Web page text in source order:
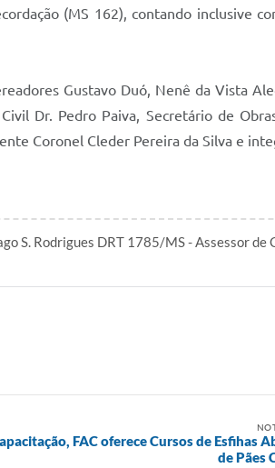
(MS 162), contando inclusive
Gustavo Duó, Nenê da Vista
Dr. Pedro Paiva, Secretário de
Coronel Cleder Pereira da Silva e
S. Rodrigues DRT 1785/MS - Assessor de
FAC oferece Cursos de Esfihas
de Pães